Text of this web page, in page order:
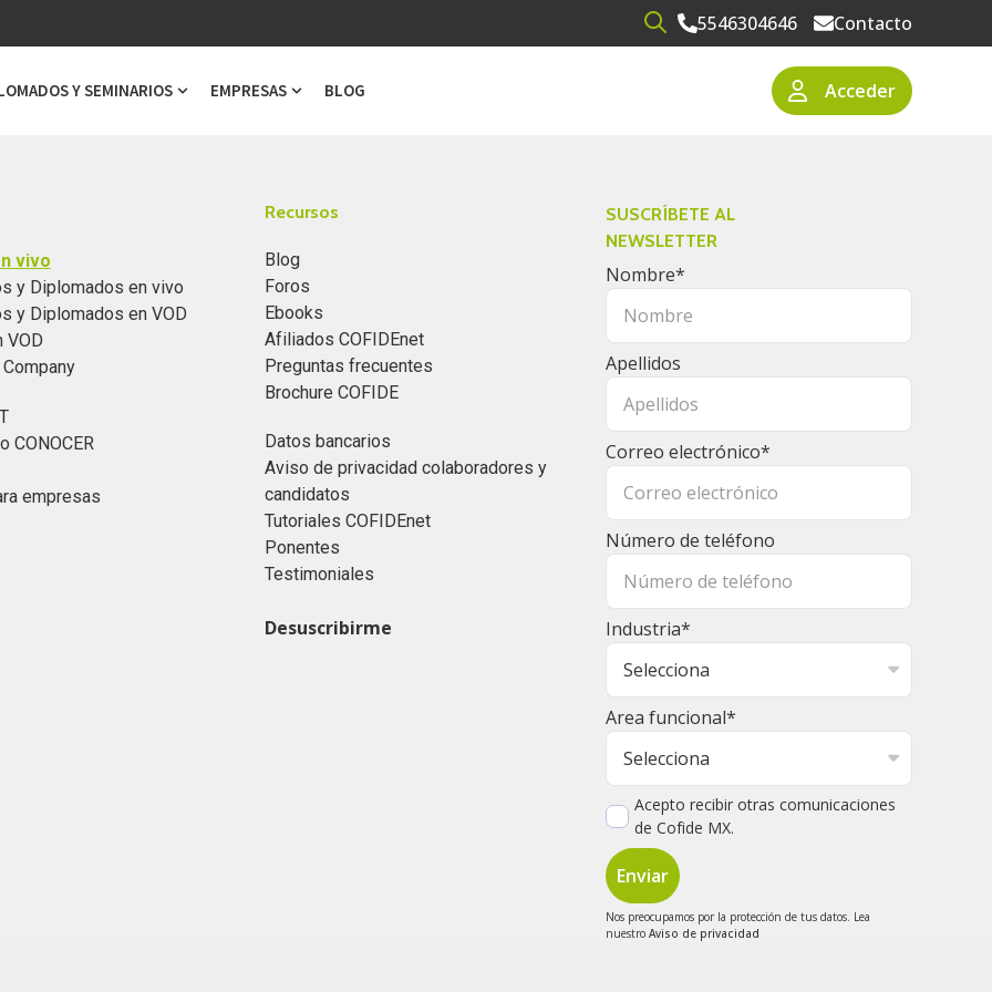
Open search5546304646 Contacto
for Cursos
Y SEMINARIOS
Show submenu for Diplomados y Seminarios
EMPRESAS
Show submenu for Empresas
BLOG Acceder
vivo
y Diplomados en vivo
y Diplomados en VOD
VOD
CONOCER
empresas
Recursos
Blog
Foros
Ebooks
Afiliados COFIDEnet
Preguntas frecuentes
Brochure COFIDE
Datos bancarios
Aviso de privacidad colaboradores y
candidatos
Tutoriales COFIDEnet
Ponentes
Testimoniales
Desuscribirme
SUSCRÍBETE AL
NEWSLETTER
Nombre*
Apellidos
Correo electrónico*
Número de teléfono
Industria*
Area funcional*
Acepto recibir otras comunicaciones
de Cofide MX.
Nos preocupamos por la protección de tus datos. Lea
nuestroAviso de privacidad